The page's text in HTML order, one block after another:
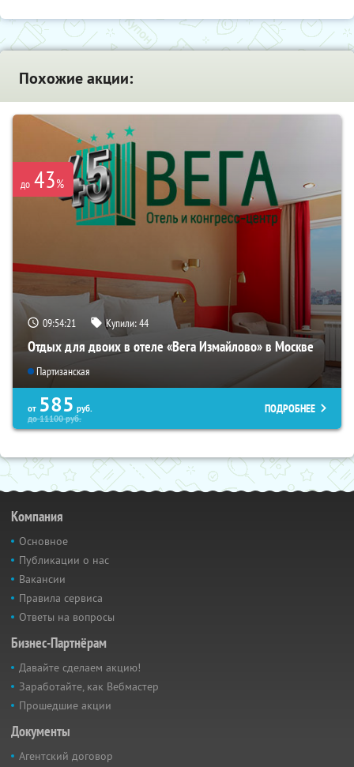
Похожие акции:
до 43%
09:54:20 Купили:44
Отдых для двоих в отеле «Вега Измайлово» в Москве
Партизанская
от 585 руб.
до11100руб.
ПОДРОБНЕЕ
Компания
Основное
Публикации о нас
Вакансии
Правила сервиса
Ответы на вопросы
Бизнес-Партнёрам
Давайте сделаем акцию!
Заработайте, как Вебмастер
Прошедшие акции
Документы
Агентский договор